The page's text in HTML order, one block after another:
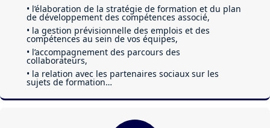
• l’élaboration de la stratégie de formation et du plan
de développement des compétences associé,
• la gestion prévisionnelle des emplois et des
compétences au sein de vos équipes,
• l’accompagnement des parcours des
collaborateurs,
• la relation avec les partenaires sociaux sur les
sujets de formation…